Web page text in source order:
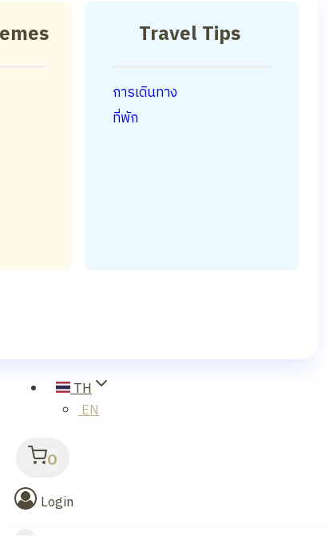
Travel Tips
การเดินทาง
ที่พัก
TH
EN
0
Login